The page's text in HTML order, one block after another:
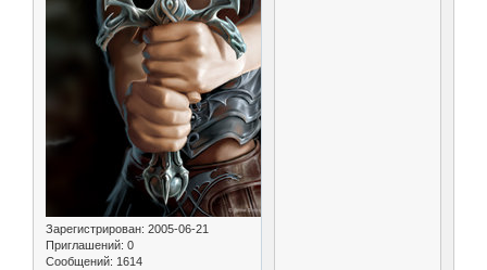
Зарегистрирован: 2005-06-21
Приглашений: 0
Сообщений: 1614